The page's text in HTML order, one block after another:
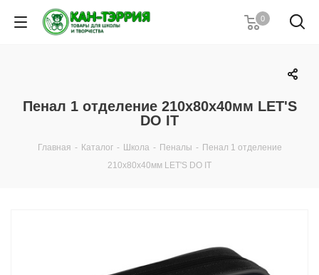
0
Пенал 1 отделение 210х80х40мм LET'S
DO IT
Главная - Каталог - Школа - Пеналы - Пенал 1 отделение
210х80х40мм LET'S DO IT